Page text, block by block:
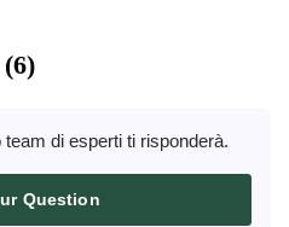
di esperti ti risponderà.
Question